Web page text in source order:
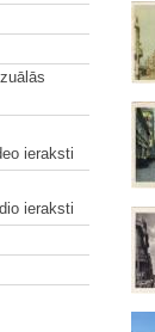
ieraksti
ieraksti